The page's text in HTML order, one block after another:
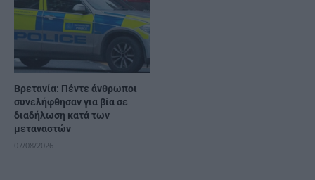
Βρετανία: Πέντε άνθρωποι
συνελήφθησαν για βία σε
διαδήλωση κατά των
μεταναστών
07/08/2026